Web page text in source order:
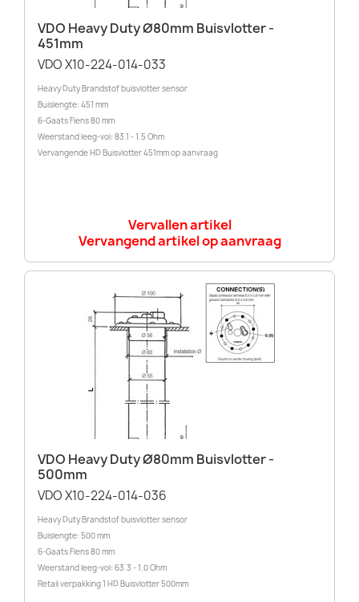
VDO Heavy Duty Ø80mm Buisvlotter -
451mm
VDO X10-224-014-033
Heavy Duty Brandstof buisvlotter sensor
Buislengte: 451 mm
6-Gaats Flens 80 mm
Weerstand leeg-vol: 83.1 - 1.5 Ohm
Vervangende HD Buisvlotter 451mm op aanvraag
Vervallen artikel
Vervangend artikel op aanvraag
VDO Heavy Duty Ø80mm Buisvlotter -
500mm
VDO X10-224-014-036
Heavy Duty Brandstof buisvlotter sensor
Buislengte: 500 mm
6-Gaats Flens 80 mm
Weerstand leeg-vol: 63.3 - 1.0 Ohm
Retail verpakking 1 HD Buisvlotter 500mm